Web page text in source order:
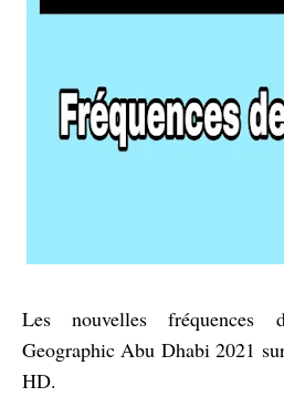
Les nouvelles fréquences
Geographic Abu Dhabi 2021
HD.